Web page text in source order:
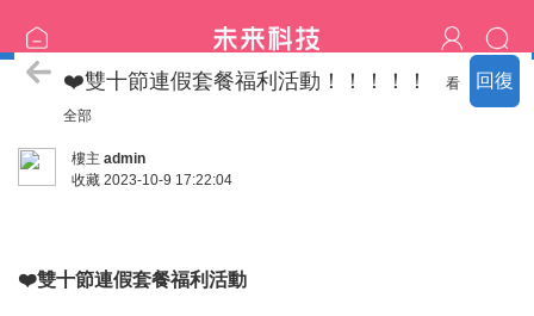
回復
喝茶流程
❤️雙十節連假套餐福利活動！！！！！
看
全部
樓主 admin
收藏 2023-10-9 17:22:04
❤️雙十節連假套餐福利活動